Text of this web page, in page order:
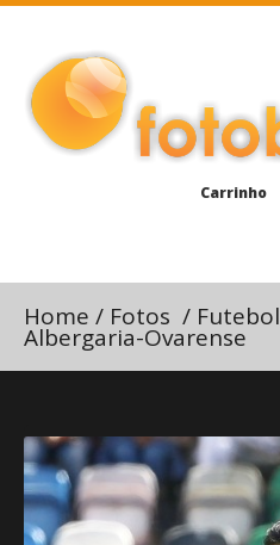
Carrinho
Home / Fotos / Futebol
Albergaria-Ovarense